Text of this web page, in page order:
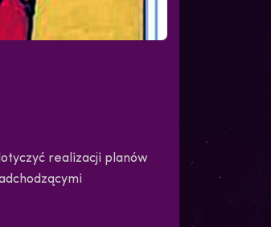
realizacji planów